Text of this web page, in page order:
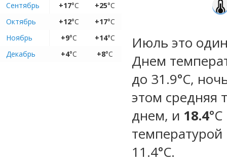
Сентябрь
+17°C +25°C
Октябрь
+12°C +17°C
Ноябрь
+9°C +14°C
Декабрь
+4°C +8°C
Июль это
Днем
до 31.9°C,
этом средняя
днем, и 18.4
температурой
11.4°С.